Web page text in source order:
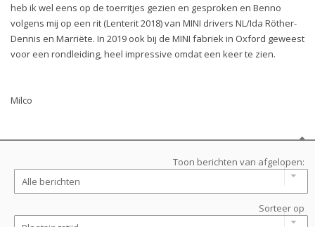
heb ik wel eens op de toerritjes gezien en gesproken en Benno
volgens mij op een rit (Lenterit 2018) van MINI drivers NL/Ida Röther-
Dennis en Marriëte. In 2019 ook bij de MINI fabriek in Oxford geweest
voor een rondleiding, heel impressive omdat een keer te zien.
Milco
Toon berichten van afgelopen:
Sorteer op